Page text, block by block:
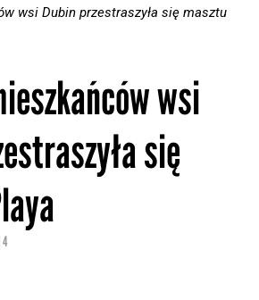
wsi Dubin przestraszyła się masztu
wsi
się